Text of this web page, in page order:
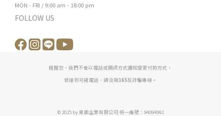
MON - FRI / 9:00 am - 18:00 pm
FOLLOW US
提醒您，我們不會以電話或簡訊方式通知變更付款方式，
若接到可疑電話，請洽詢165反詐騙專線。
© 2025 by 東鼎企業有限公司 統一編號：94094992